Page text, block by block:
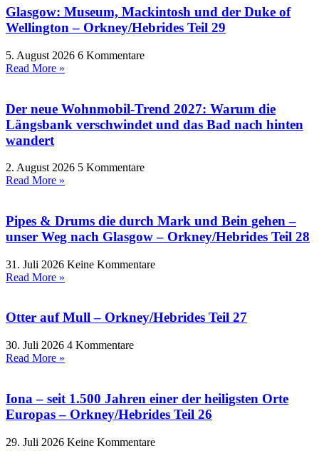
Glasgow: Museum, Mackintosh und der Duke of
Wellington – Orkney/Hebrides Teil 29
5. August 2026 6 Kommentare
Read More »
Der neue Wohnmobil-Trend 2027: Warum die
Längsbank verschwindet und das Bad nach hinten
wandert
2. August 2026 5 Kommentare
Read More »
Pipes & Drums die durch Mark und Bein gehen –
unser Weg nach Glasgow – Orkney/Hebrides Teil 28
31. Juli 2026 Keine Kommentare
Read More »
Otter auf Mull – Orkney/Hebrides Teil 27
30. Juli 2026 4 Kommentare
Read More »
Iona – seit 1.500 Jahren einer der heiligsten Orte
Europas – Orkney/Hebrides Teil 26
29. Juli 2026 Keine Kommentare